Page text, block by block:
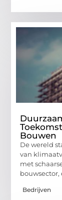
Bouwen
De wereld
van
met
bouwsector,
Bedrijven